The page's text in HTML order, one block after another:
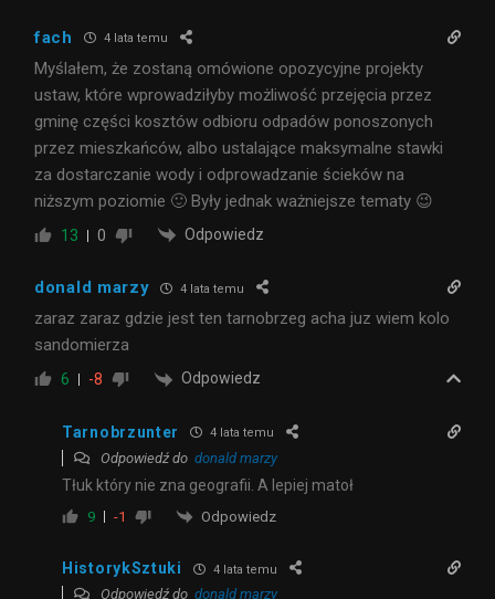
fach 4 lata temu
Myślałem, że zostaną omówione opozycyjne projekty
ustaw, które wprowadziłyby możliwość przejęcia przez
gminę części kosztów odbioru odpadów ponoszonych
przez mieszkańców, albo ustalające maksymalne stawki
za dostarczanie wody i odprowadzanie ścieków na
niższym poziomie 🙂 Były jednak ważniejsze tematy 😉
13 0 Odpowiedz
donald marzy 4 lata temu
zaraz zaraz gdzie jest ten tarnobrzeg acha juz wiem kolo
sandomierza
6 -8 Odpowiedz
Tarnobrzunter 4 lata temu
Odpowiedź do donald marzy
Tłuk który nie zna geografii. A lepiej matoł
9 -1 Odpowiedz
HistorykSztuki 4 lata temu
Odpowiedź do donald marzy